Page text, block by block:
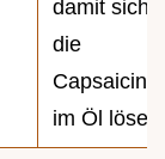
damit sich
die
Capsaicine
im Öl lösen